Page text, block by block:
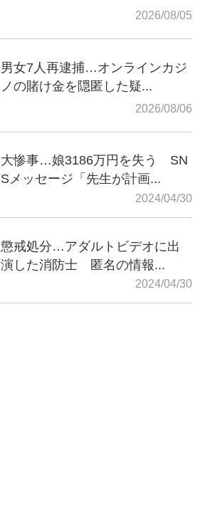
2026/08/05
男女7人再逮捕…オンラインカジ
ノの賭け金を隠匿した疑...
2026/08/06
大惨事…娘3186万円を失う SN
Sメッセージ「先生が計画...
2024/04/30
懲戒処分…アダルトビデオに出
演した消防士 匿名の情報...
2024/04/30